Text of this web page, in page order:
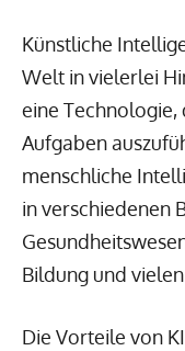
Künstliche
Welt in vielerlei
eine
Aufgaben
menschliche
in verschiedenen
Bildung und
Die Vorteile von